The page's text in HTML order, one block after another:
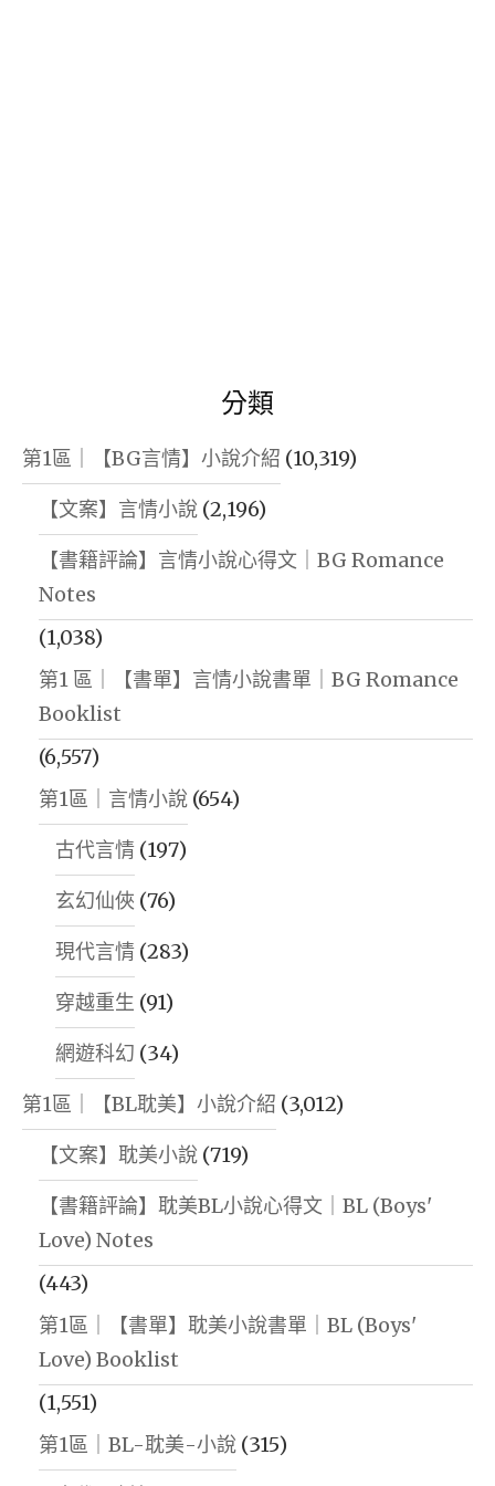
分類
第1區｜【BG言情】小說介紹 (10,319)
【文案】言情小說 (2,196)
【書籍評論】言情小說心得文｜BG Romance
Notes
(1,038)
第1 區｜【書單】言情小說書單｜BG Romance
Booklist
(6,557)
第1區｜言情小說 (654)
古代言情 (197)
玄幻仙俠 (76)
現代言情 (283)
穿越重生 (91)
網遊科幻 (34)
第1區｜【BL耽美】小說介紹 (3,012)
【文案】耽美小說 (719)
【書籍評論】耽美BL小說心得文｜BL (Boys'
Love) Notes
(443)
第1區｜【書單】耽美小說書單｜BL (Boys'
Love) Booklist
(1,551)
第1區｜BL-耽美-小說 (315)